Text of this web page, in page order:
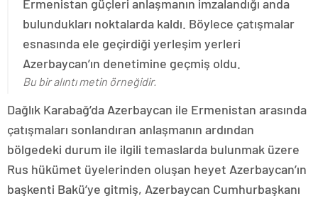
Ermenistan güçleri anlaşmanın imzalandığı anda
bulundukları noktalarda kaldı. Böylece çatışmalar
esnasında ele geçirdiği yerleşim yerleri
Azerbaycan’ın denetimine geçmiş oldu.
Bu bir alıntı metin örneğidir.
Dağlık Karabağ’da Azerbaycan ile Ermenistan arasında
çatışmaları sonlandıran anlaşmanın ardından
bölgedeki durum ile ilgili temaslarda bulunmak üzere
Rus hükümet üyelerinden oluşan heyet Azerbaycan’ın
başkenti Bakü’ye gitmiş, Azerbaycan Cumhurbaşkanı